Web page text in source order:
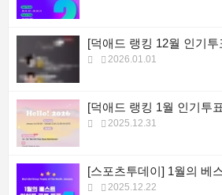
[덕애드 랭킹 12월 인기
2026.01.01
[덕애드 랭킹 1월 인기투
2025.12.31
[스포츠투데이] 1월의 베
2025.12.22